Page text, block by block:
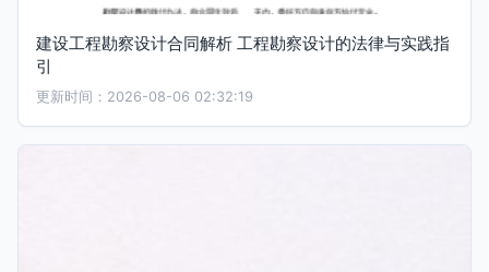
建设工程勘察设计合同解析 工程勘察设计的法律与实践指
引
更新时间：2026-08-06 02:32:19